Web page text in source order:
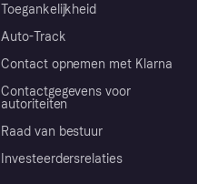
Toegankelijkheid
Auto-Track
Contact opnemen met Klarna
Contactgegevens voor
autoriteiten
Raad van bestuur
Investeerdersrelaties